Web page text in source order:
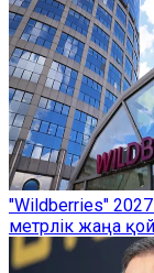
"Wildberries"
метрлік жаңа